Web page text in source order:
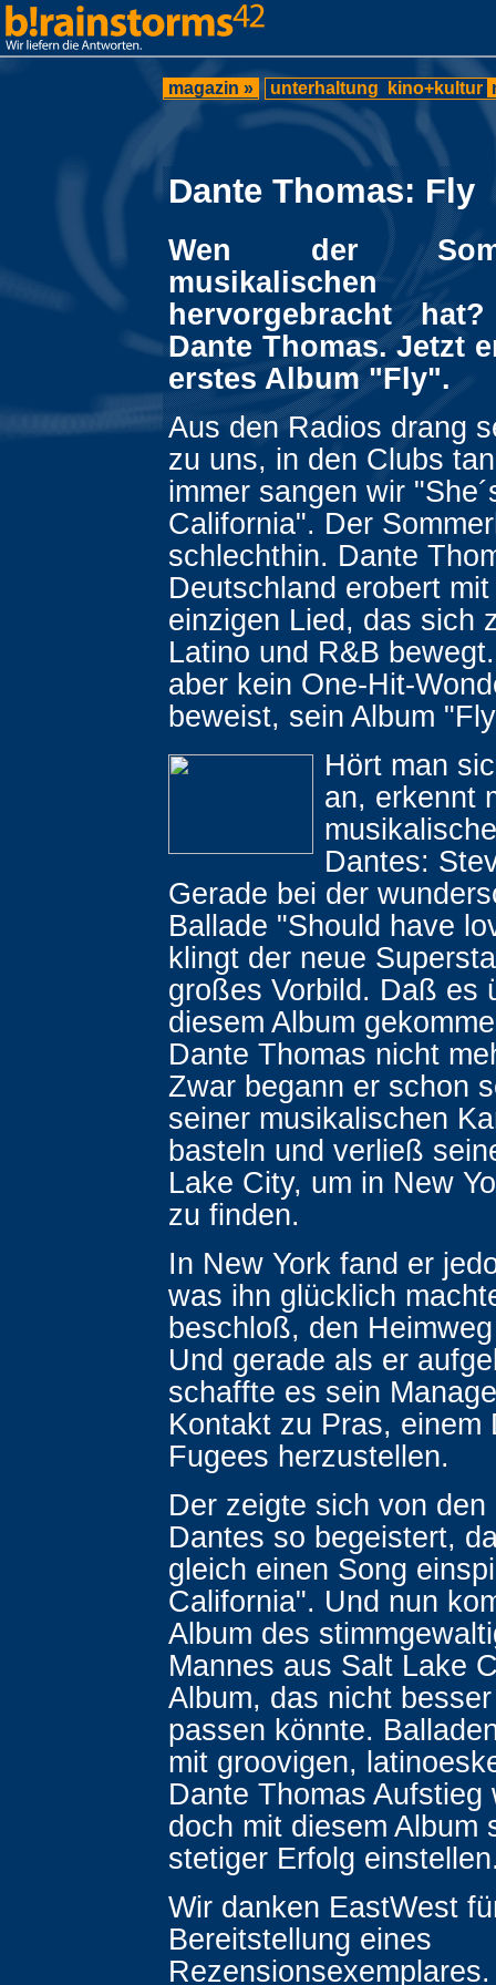
magazin » unterhaltung kino+kultur
Dante Thomas: Fly
Wen der
musikalischen
hervorgebracht
Dante Thomas. Jetzt
erstes Album "Fly".
Aus den Radios drang
zu uns, in den Clubs
immer sangen wir
California". Der
schlechthin. Dante
Deutschland erobert
einzigen Lied, das sich
Latino und R&B
aber kein One-Hit-
beweist, sein Album
Hört man
an, erkennt
Dantes:
Gerade bei der
Ballade "Should have
klingt der neue
großes Vorbild. Daß es
diesem Album
Dante Thomas nicht
Zwar begann er schon
seiner musikalischen
basteln und verließ
Lake City, um in New
zu finden.
In New York fand er
was ihn glücklich
beschloß, den
Und gerade als er
schaffte es sein
Kontakt zu Pras, einem
Fugees herzustellen.
Der zeigte sich von
Dantes so begeistert,
gleich einen Song
California". Und nun
Album des
Mannes aus Salt Lake
Album, das nicht
passen könnte.
mit groovigen,
Dante Thomas Aufstieg
doch mit diesem Album
stetiger Erfolg
Wir danken EastWest
Bereitstellung eines
Rezensionsexemplares.